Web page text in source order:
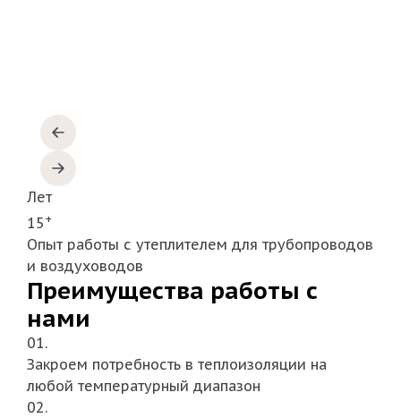
Лет
15+
Опыт работы с утеплителем для трубопроводов
и воздуховодов
Преимущества работы с
нами
01.
Закроем потребность в теплоизоляции на
любой температурный диапазон
02.